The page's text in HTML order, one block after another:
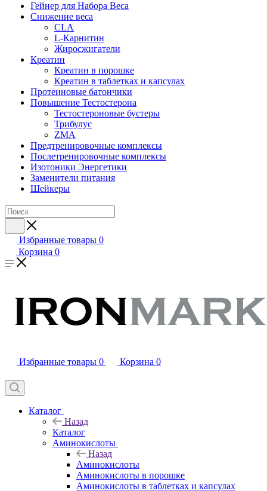
Гейнер для Набора Веса
Снижение веса
CLA
L-Карнитин
Жиросжигатели
Креатин
Креатин в порошке
Креатин в таблетках и капсулах
Протеиновые батончики
Повышение Тестостерона
Тестостероновые бустеры
Трибулус
ZMA
Предтренировочные комплексы
Послетренировочные комплексы
Изотоники Энергетики
Заменители питания
Шейкеры
Избранные товары 0
Корзина 0
Избранные товары 0 Корзина 0
Каталог
Назад
Каталог
Аминокислоты
Назад
Аминокислоты
Аминокислоты в порошке
Аминокислоты в таблетках и капсулах